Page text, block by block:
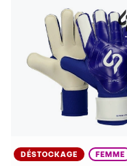
DÉSTOCKAGE FEMME